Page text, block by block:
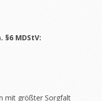
MDStV:
mit größter Sorgfalt